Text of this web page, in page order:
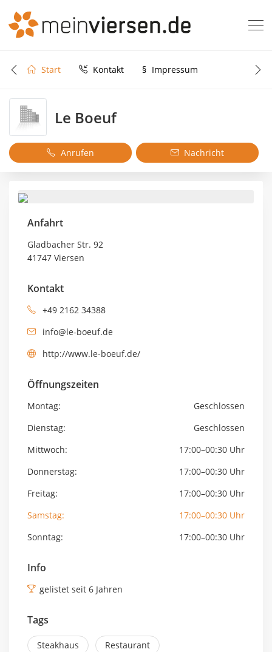
Le Boeuf
Start Kontakt § Impressum
Anrufen Nachricht
Anfahrt
Gladbacher Str. 92
41747 Viersen
Kontakt
+49 2162 34388
info@le-boeuf.de
http://www.le-boeuf.de/
Öffnungszeiten
Montag:
Geschlossen
Dienstag:
Geschlossen
Mittwoch:
17:00–00:30 Uhr
Donnerstag:
17:00–00:30 Uhr
Freitag:
17:00–00:30 Uhr
Samstag:
17:00–00:30 Uhr
Sonntag:
17:00–00:30 Uhr
Info
gelistet seit 6 Jahren
Tags
Steakhaus Restaurant